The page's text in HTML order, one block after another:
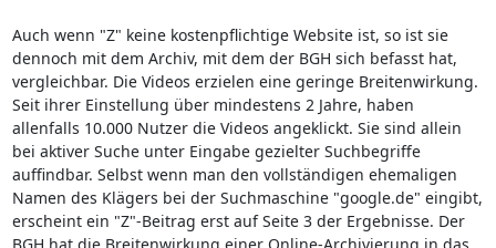
Auch wenn "Z" keine kostenpflichtige Website ist, so ist sie
dennoch mit dem Archiv, mit dem der BGH sich befasst hat,
vergleichbar. Die Videos erzielen eine geringe Breitenwirkung.
Seit ihrer Einstellung über mindestens 2 Jahre, haben
allenfalls 10.000 Nutzer die Videos angeklickt. Sie sind allein
bei aktiver Suche unter Eingabe gezielter Suchbegriffe
auffindbar. Selbst wenn man den vollständigen ehemaligen
Namen des Klägers bei der Suchmaschine "google.de" eingibt,
erscheint ein "Z"-Beitrag erst auf Seite 3 der Ergebnisse. Der
BGH hat die Breitenwirkung einer Online-Archivierung in das